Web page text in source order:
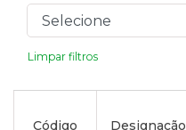
Limpar filtros
Código Designação